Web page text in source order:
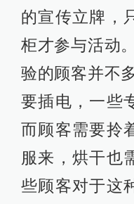
的宣传立牌，
柜才参与活动
验的顾客并不
要插电，一些
而顾客需要拎
服来，烘干也
些顾客对于这